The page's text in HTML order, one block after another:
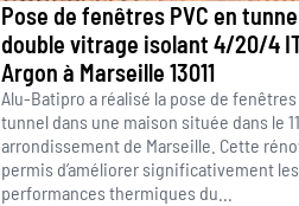
Pose de fenêtres PVC en
double vitrage isolant 4/20/4
Argon à Marseille 13011
Alu-Batipro a réalisé la pose de fenêtres
tunnel dans une maison située dans le
arrondissement de Marseille. Cette
permis d’améliorer significativement les
performances thermiques du...